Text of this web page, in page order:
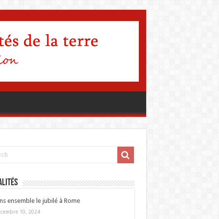
ensemble le jubilé à Rome
10, 2024